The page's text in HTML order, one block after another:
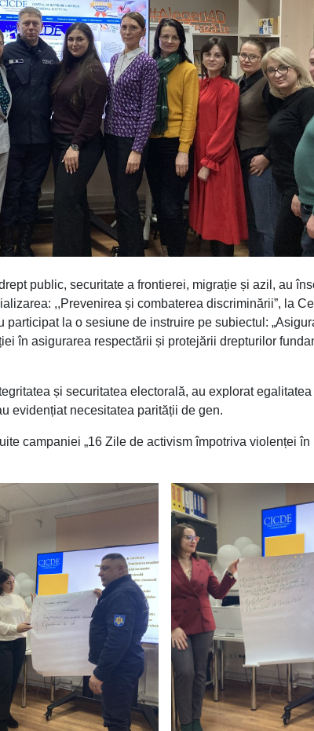
public, securitate a frontierei, migrație și azil, au
,,Prevenirea și combaterea discriminării”, la
la o sesiune de instruire pe subiectul:
în asigurarea respectării și protejării drepturilor
și securitatea electorală, au explorat
evidențiat necesitatea parității de gen.
campaniei „16 Zile de activism împotriva violenței în